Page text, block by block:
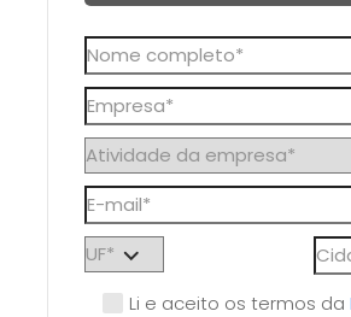
Li e aceito os termos da